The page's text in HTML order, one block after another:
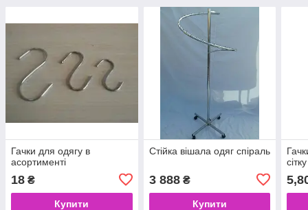
Гачки для одягу в
асортименті
18 ₴
Купити
Стійка вішала одяг спіраль
3 888₴
Купити
сітку